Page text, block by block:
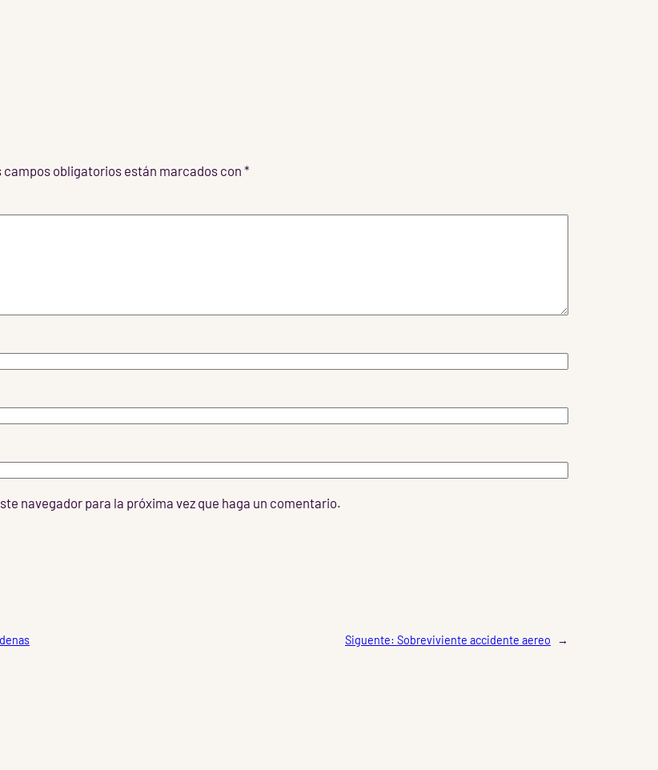
campos obligatorios están marcados con *
navegador para la próxima vez que haga un comentario.
Siguente: Sobreviviente accidente aereo →